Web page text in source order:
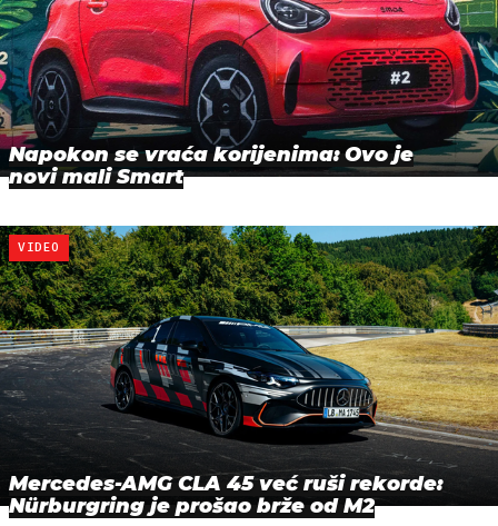
Napokon se vraća korijenima: Ovo je
novi mali Smart
VIDEO
Mercedes-AMG CLA 45 već ruši rekorde:
Nürburgring je prošao brže od M2